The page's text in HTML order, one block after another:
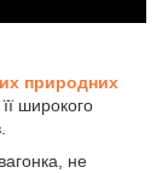
природних
широкого
не